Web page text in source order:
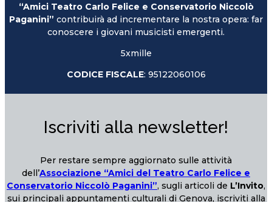
“Amici Teatro Carlo Felice e Conservatorio Niccolò
Paganini” contribuirà ad incrementare la nostra opera: far
conoscere i giovani musicisti emergenti.
5xmille
CODICE FISCALE: 95122060106
Iscriviti alla newsletter!
Per restare sempre aggiornato sulle attività
dell’Associazione “Amici del Teatro Carlo Felice e
Conservatorio Niccolò Paganini”, sugli articoli de L’Invito,
sui principali appuntamenti culturali di Genova, iscriviti alla